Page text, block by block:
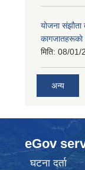
याेजना
कागजातहरूकाे
मिति: 08/01/
अन्य
eGov
घटना दर्ता